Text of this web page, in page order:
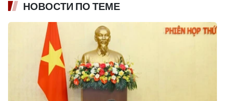
НОВОСТИ ПО ТЕМЕ